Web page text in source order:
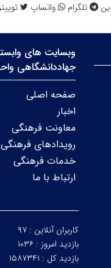
تلگرام واتساپ توییتر
وبسایت های
جهاددانشگاهی
صفحه اصلی
اخبار
معاونت فرهنگی
رویدادهای فرهنگی
خدمات فرهنگی
ارتباط با ما
کاربران آنلاین : ۹۷
بازدید امروز : ۱۰۳۶
بازدید کل : ۱۵۸۷۳۴۱